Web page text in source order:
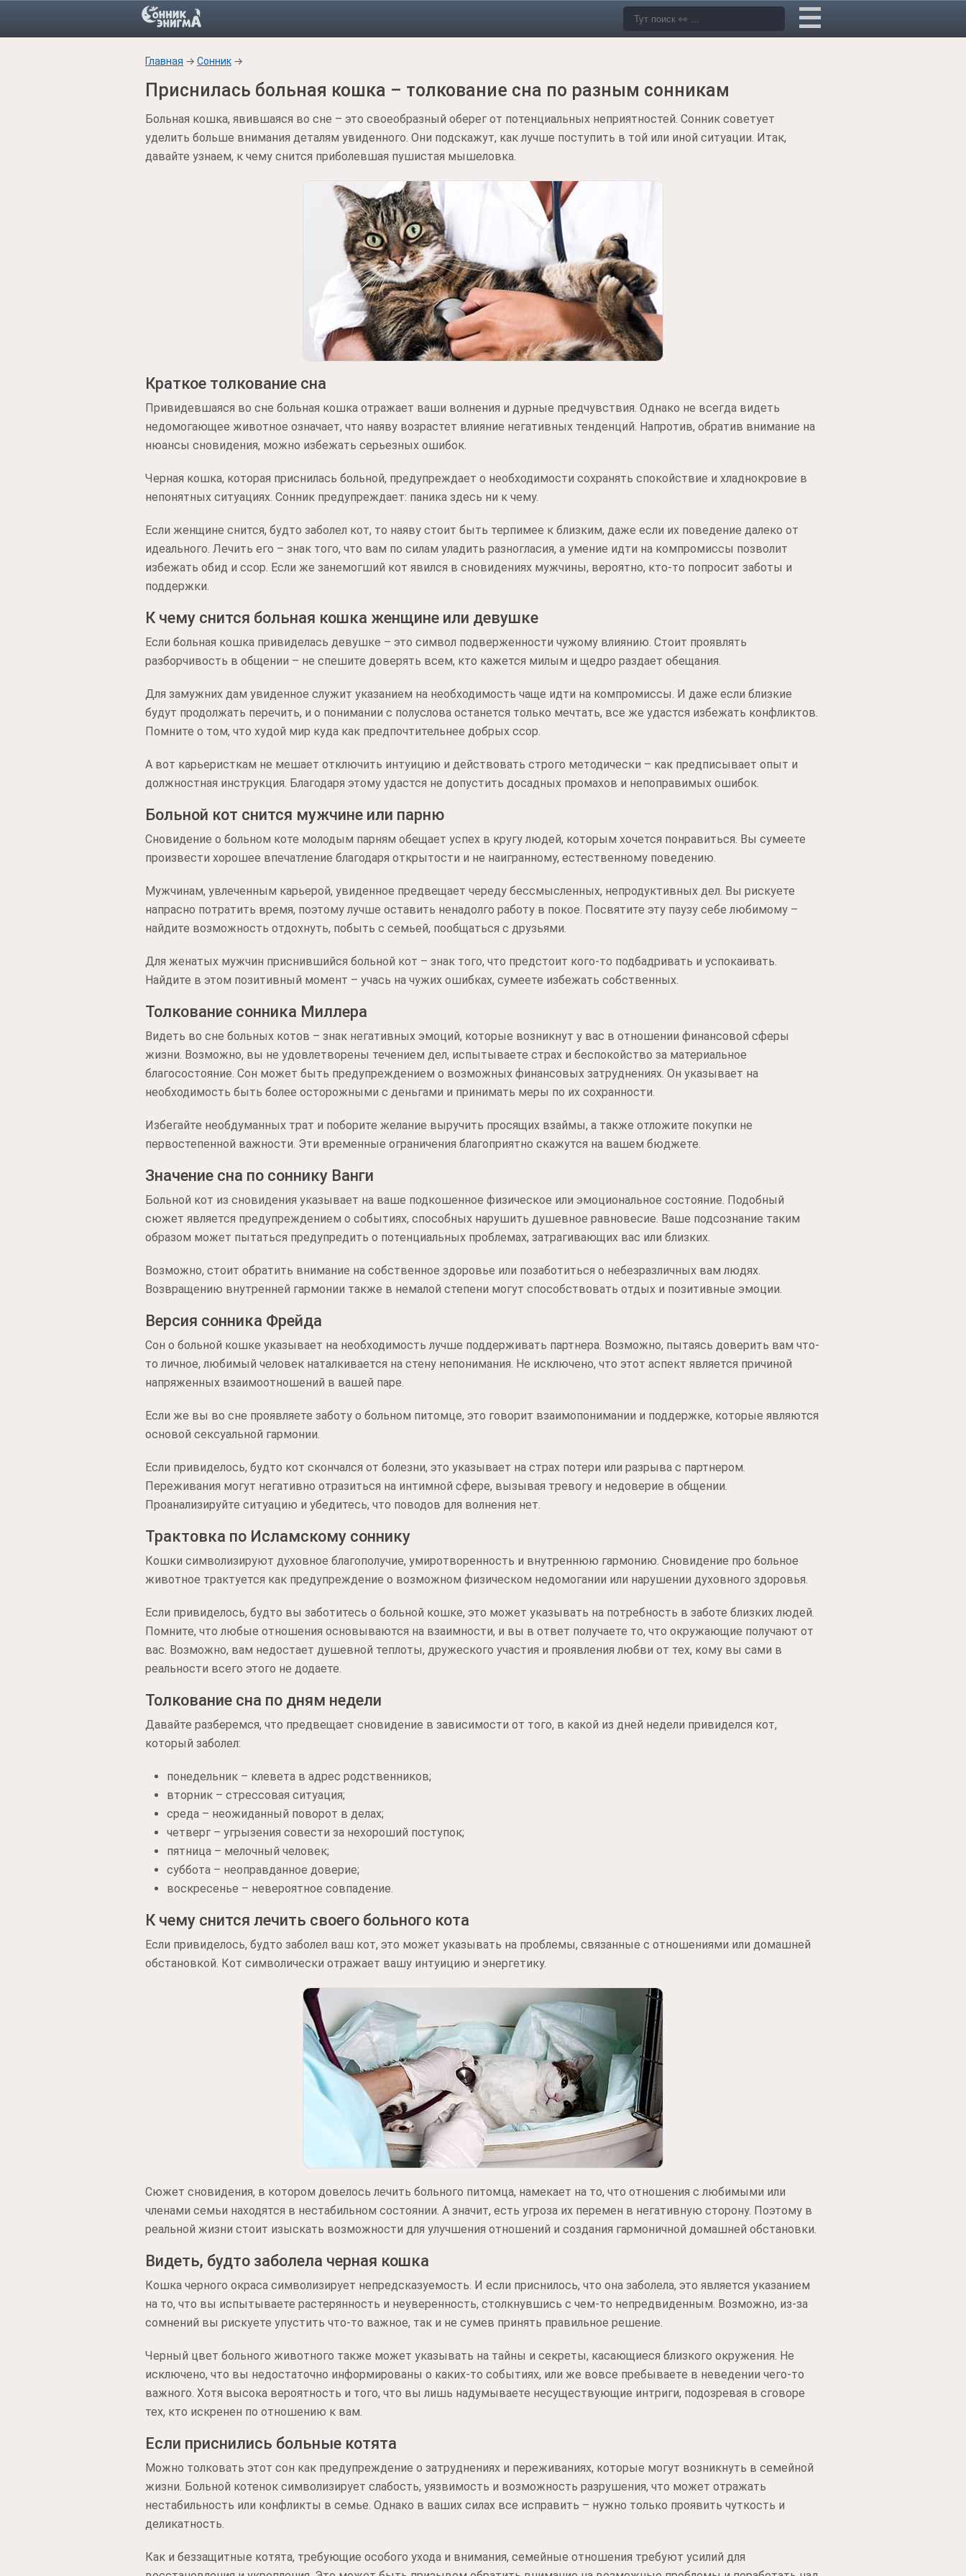
Главная → Сонник →
Приснилась больная кошка – толкование сна по разным сонникам
Больная кошка, явившаяся во сне – это своеобразный оберег от потенциальных неприятностей. Сонник советует
уделить больше внимания деталям увиденного. Они подскажут, как лучше поступить в той или иной ситуации. Итак,
давайте узнаем, к чему снится приболевшая пушистая мышеловка.
Краткое толкование сна
Привидевшаяся во сне больная кошка отражает ваши волнения и дурные предчувствия. Однако не всегда видеть
недомогающее животное означает, что наяву возрастет влияние негативных тенденций. Напротив, обратив внимание на
нюансы сновидения, можно избежать серьезных ошибок.
Черная кошка, которая приснилась больной, предупреждает о необходимости сохранять спокойствие и хладнокровие в
непонятных ситуациях. Сонник предупреждает: паника здесь ни к чему.
Если женщине снится, будто заболел кот, то наяву стоит быть терпимее к близким, даже если их поведение далеко от
идеального. Лечить его – знак того, что вам по силам уладить разногласия, а умение идти на компромиссы позволит
избежать обид и ссор. Если же занемогший кот явился в сновидениях мужчины, вероятно, кто-то попросит заботы и
поддержки.
К чему снится больная кошка женщине или девушке
Если больная кошка привиделась девушке – это символ подверженности чужому влиянию. Стоит проявлять
разборчивость в общении – не спешите доверять всем, кто кажется милым и щедро раздает обещания.
Для замужних дам увиденное служит указанием на необходимость чаще идти на компромиссы. И даже если близкие
будут продолжать перечить, и о понимании с полуслова останется только мечтать, все же удастся избежать конфликтов.
Помните о том, что худой мир куда как предпочтительнее добрых ссор.
А вот карьеристкам не мешает отключить интуицию и действовать строго методически – как предписывает опыт и
должностная инструкция. Благодаря этому удастся не допустить досадных промахов и непоправимых ошибок.
Больной кот снится мужчине или парню
Сновидение о больном коте молодым парням обещает успех в кругу людей, которым хочется понравиться. Вы сумеете
произвести хорошее впечатление благодаря открытости и не наигранному, естественному поведению.
Мужчинам, увлеченным карьерой, увиденное предвещает череду бессмысленных, непродуктивных дел. Вы рискуете
напрасно потратить время, поэтому лучше оставить ненадолго работу в покое. Посвятите эту паузу себе любимому –
найдите возможность отдохнуть, побыть с семьей, пообщаться с друзьями.
Для женатых мужчин приснившийся больной кот – знак того, что предстоит кого-то подбадривать и успокаивать.
Найдите в этом позитивный момент – учась на чужих ошибках, сумеете избежать собственных.
Толкование сонника Миллера
Видеть во сне больных котов – знак негативных эмоций, которые возникнут у вас в отношении финансовой сферы
жизни. Возможно, вы не удовлетворены течением дел, испытываете страх и беспокойство за материальное
благосостояние. Сон может быть предупреждением о возможных финансовых затруднениях. Он указывает на
необходимость быть более осторожными с деньгами и принимать меры по их сохранности.
Избегайте необдуманных трат и поборите желание выручить просящих взаймы, а также отложите покупки не
первостепенной важности. Эти временные ограничения благоприятно скажутся на вашем бюджете.
Значение сна по соннику Ванги
Больной кот из сновидения указывает на ваше подкошенное физическое или эмоциональное состояние. Подобный
сюжет является предупреждением о событиях, способных нарушить душевное равновесие. Ваше подсознание таким
образом может пытаться предупредить о потенциальных проблемах, затрагивающих вас или близких.
Возможно, стоит обратить внимание на собственное здоровье или позаботиться о небезразличных вам людях.
Возвращению внутренней гармонии также в немалой степени могут способствовать отдых и позитивные эмоции.
Версия сонника Фрейда
Сон о больной кошке указывает на необходимость лучше поддерживать партнера. Возможно, пытаясь доверить вам что-
то личное, любимый человек наталкивается на стену непонимания. Не исключено, что этот аспект является причиной
напряженных взаимоотношений в вашей паре.
Если же вы во сне проявляете заботу о больном питомце, это говорит взаимопонимании и поддержке, которые являются
основой сексуальной гармонии.
Если привиделось, будто кот скончался от болезни, это указывает на страх потери или разрыва с партнером.
Переживания могут негативно отразиться на интимной сфере, вызывая тревогу и недоверие в общении.
Проанализируйте ситуацию и убедитесь, что поводов для волнения нет.
Трактовка по Исламскому соннику
Кошки символизируют духовное благополучие, умиротворенность и внутреннюю гармонию. Сновидение про больное
животное трактуется как предупреждение о возможном физическом недомогании или нарушении духовного здоровья.
Если привиделось, будто вы заботитесь о больной кошке, это может указывать на потребность в заботе близких людей.
Помните, что любые отношения основываются на взаимности, и вы в ответ получаете то, что окружающие получают от
вас. Возможно, вам недостает душевной теплоты, дружеского участия и проявления любви от тех, кому вы сами в
реальности всего этого не додаете.
Толкование сна по дням недели
Давайте разберемся, что предвещает сновидение в зависимости от того, в какой из дней недели привиделся кот,
который заболел:
понедельник – клевета в адрес родственников;
вторник – стрессовая ситуация;
среда – неожиданный поворот в делах;
четверг – угрызения совести за нехороший поступок;
пятница – мелочный человек;
суббота – неоправданное доверие;
воскресенье – невероятное совпадение.
К чему снится лечить своего больного кота
Если привиделось, будто заболел ваш кот, это может указывать на проблемы, связанные с отношениями или домашней
обстановкой. Кот символически отражает вашу интуицию и энергетику.
Сюжет сновидения, в котором довелось лечить больного питомца, намекает на то, что отношения с любимыми или
членами семьи находятся в нестабильном состоянии. А значит, есть угроза их перемен в негативную сторону. Поэтому в
реальной жизни стоит изыскать возможности для улучшения отношений и создания гармоничной домашней обстановки.
Видеть, будто заболела черная кошка
Кошка черного окраса символизирует непредсказуемость. И если приснилось, что она заболела, это является указанием
на то, что вы испытываете растерянность и неуверенность, столкнувшись с чем-то непредвиденным. Возможно, из-за
сомнений вы рискуете упустить что-то важное, так и не сумев принять правильное решение.
Черный цвет больного животного также может указывать на тайны и секреты, касающиеся близкого окружения. Не
исключено, что вы недостаточно информированы о каких-то событиях, или же вовсе пребываете в неведении чего-то
важного. Хотя высока вероятность и того, что вы лишь надумываете несуществующие интриги, подозревая в сговоре
тех, кто искренен по отношению к вам.
Если приснились больные котята
Можно толковать этот сон как предупреждение о затруднениях и переживаниях, которые могут возникнуть в семейной
жизни. Больной котенок символизирует слабость, уязвимость и возможность разрушения, что может отражать
нестабильность или конфликты в семье. Однако в ваших силах все исправить – нужно только проявить чуткость и
деликатность.
Как и беззащитные котята, требующие особого ухода и внимания, семейные отношения требуют усилий для